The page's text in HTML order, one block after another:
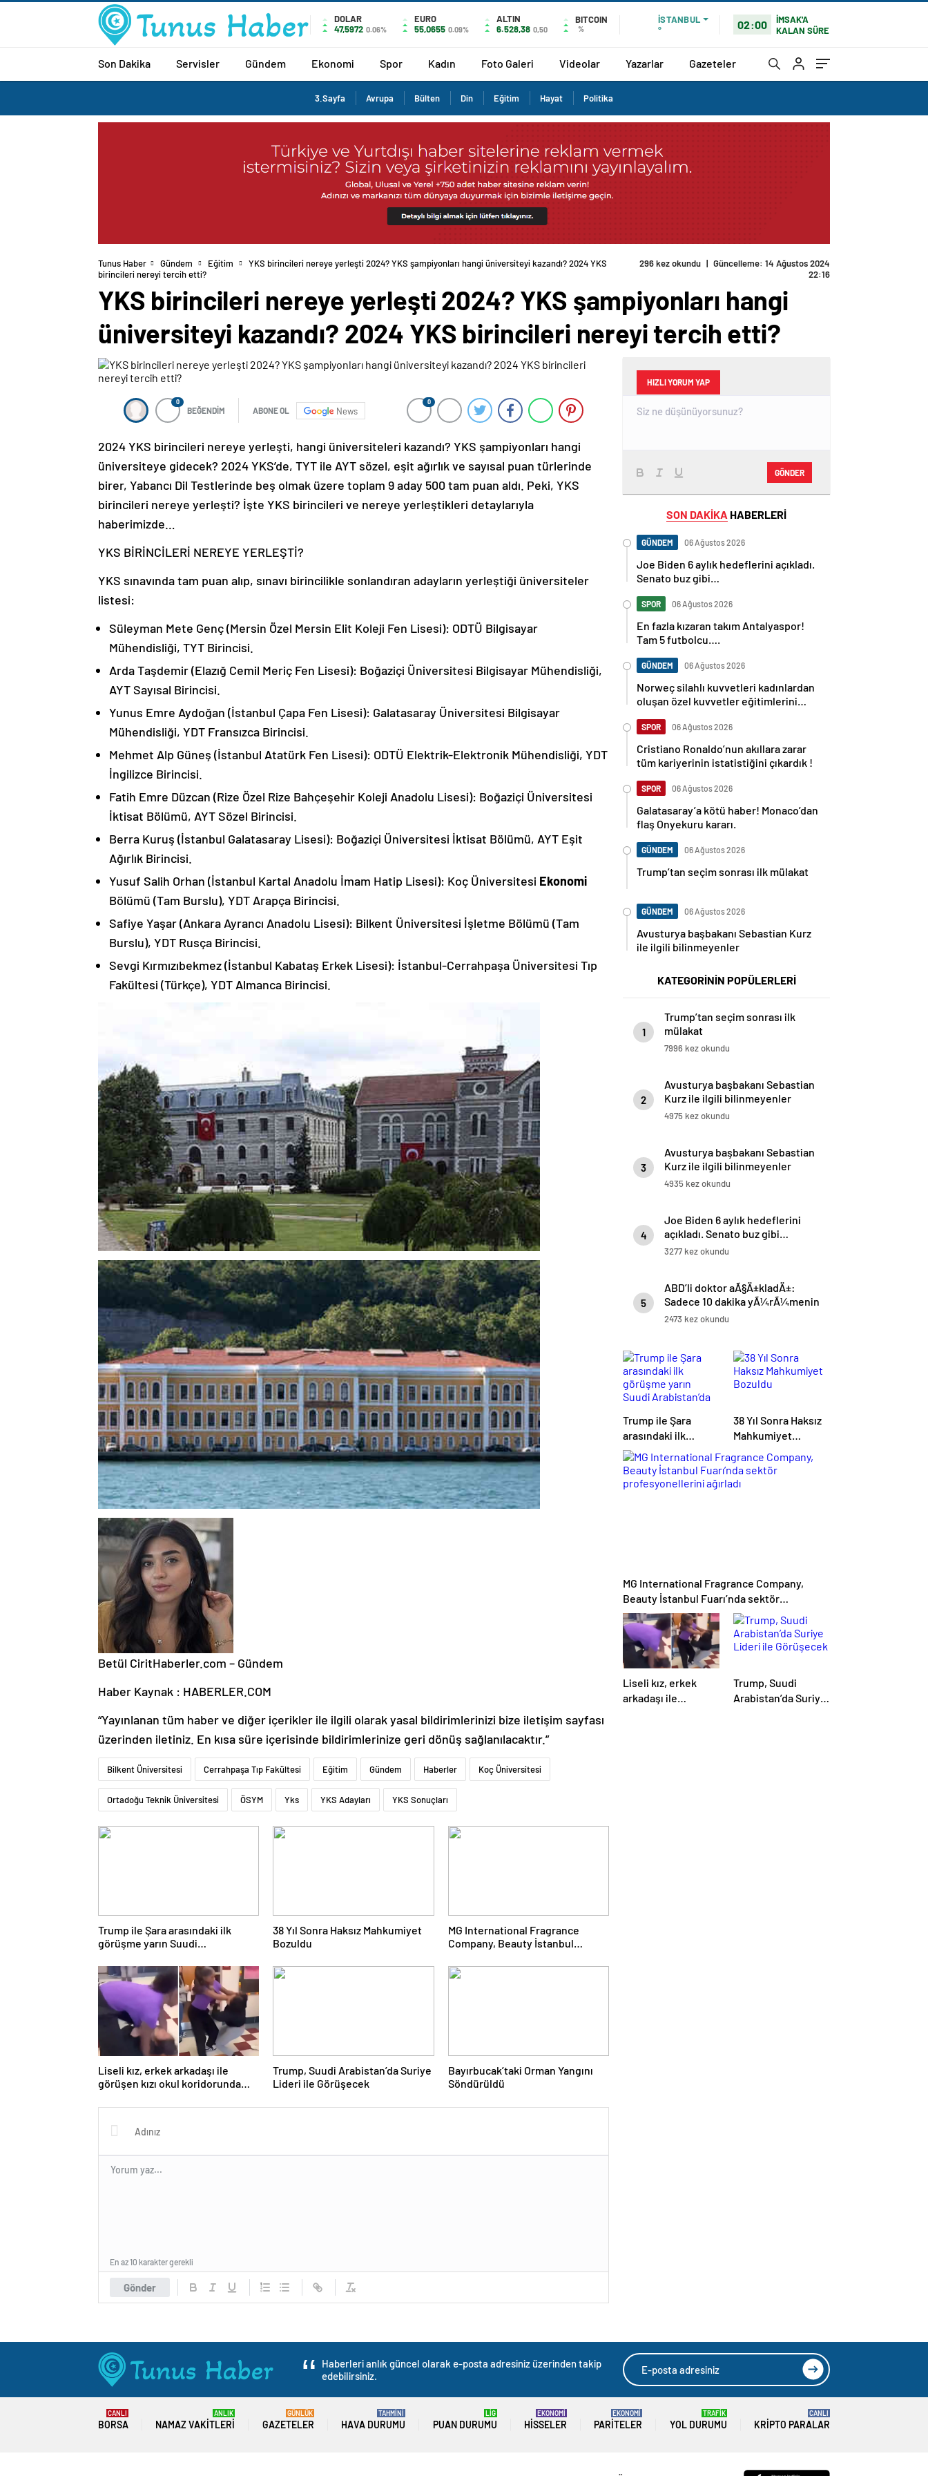
DOLAR
47,5972 0.06%
EURO
55,0655 0.09%
ALTIN
6.528,38 0,50
BITCOIN
%
İSTANBUL
°
02:00
İMSAK'A
KALAN SÜRE
Son Dakika Servisler Gündem Ekonomi Spor Kadın Foto Galeri Videolar Yazarlar Gazeteler
3.Sayfa Avrupa Bülten Din Eğitim Hayat Politika
Tunus Haber Gündem Eğitim
YKS birincileri nereye yerleşti 2024? YKS şampiyonları hangi üniversiteyi kazandı? 2024 YKS
birincileri nereyi tercih etti?
296 kez okundu | Güncelleme: 14 Ağustos 2024
22:16
YKS birincileri nereye yerleşti 2024? YKS şampiyonları hangi
üniversiteyi kazandı? 2024 YKS birincileri nereyi tercih etti?
0
BEĞENDİM ABONE OL News
0
2024 YKS birincileri nereye yerleşti, hangi üniversiteleri kazandı? YKS şampiyonları hangi
üniversiteye gidecek? 2024 YKS’de, TYT ile AYT sözel, eşit ağırlık ve sayısal puan türlerinde
birer, Yabancı Dil Testlerinde beş olmak üzere toplam 9 aday 500 tam puan aldı. Peki, YKS
birincileri nereye yerleşti? İşte YKS birincileri ve nereye yerleştikleri detaylarıyla
haberimizde…
YKS BİRİNCİLERİ NEREYE YERLEŞTİ?
YKS sınavında tam puan alıp, sınavı birincilikle sonlandıran adayların yerleştiği üniversiteler
listesi:
Süleyman Mete Genç (Mersin Özel Mersin Elit Koleji Fen Lisesi): ODTÜ Bilgisayar
Mühendisliği, TYT Birincisi.
Arda Taşdemir (Elazığ Cemil Meriç Fen Lisesi): Boğaziçi Üniversitesi Bilgisayar Mühendisliği,
AYT Sayısal Birincisi.
Yunus Emre Aydoğan (İstanbul Çapa Fen Lisesi): Galatasaray Üniversitesi Bilgisayar
Mühendisliği, YDT Fransızca Birincisi.
Mehmet Alp Güneş (İstanbul Atatürk Fen Lisesi): ODTÜ Elektrik-Elektronik Mühendisliği, YDT
İngilizce Birincisi.
Fatih Emre Düzcan (Rize Özel Rize Bahçeşehir Koleji Anadolu Lisesi): Boğaziçi Üniversitesi
İktisat Bölümü, AYT Sözel Birincisi.
Berra Kuruş (İstanbul Galatasaray Lisesi): Boğaziçi Üniversitesi İktisat Bölümü, AYT Eşit
Ağırlık Birincisi.
Yusuf Salih Orhan (İstanbul Kartal Anadolu İmam Hatip Lisesi): Koç Üniversitesi Ekonomi
Bölümü (Tam Burslu), YDT Arapça Birincisi.
Safiye Yaşar (Ankara Ayrancı Anadolu Lisesi): Bilkent Üniversitesi İşletme Bölümü (Tam
Burslu), YDT Rusça Birincisi.
Sevgi Kırmızıbekmez (İstanbul Kabataş Erkek Lisesi): İstanbul-Cerrahpaşa Üniversitesi Tıp
Fakültesi (Türkçe), YDT Almanca Birincisi.
Betül CiritHaberler.com – Gündem
Haber Kaynak : HABERLER.COM
“Yayınlanan tüm haber ve diğer içerikler ile ilgili olarak yasal bildirimlerinizi bize iletişim sayfası
üzerinden iletiniz. En kısa süre içerisinde bildirimlerinize geri dönüş sağlanılacaktır.”
Bilkent Üniversitesi Cerrahpaşa Tıp Fakültesi Eğitim Gündem Haberler Koç Üniversitesi
Ortadoğu Teknik Üniversitesi ÖSYM Yks YKS Adayları YKS Sonuçları
Trump ile Şara arasındaki ilk
görüşme yarın Suudi
38 Yıl Sonra Haksız Mahkumiyet
Bozuldu
MG International Fragrance
Company, Beauty İstanbul
profesyonellerini ağırladı
Liseli kız, erkek arkadaşı ile
görüşen kızı okul koridorunda
Trump, Suudi Arabistan’da Suriye
Lideri ile Görüşecek
Bayırbucak’taki Orman Yangını
Söndürüldü
Gönder
En az 10 karakter gerekli
HIZLI YORUM YAP
GÖNDER
SON DAKİKA HABERLERİ
GÜNDEM 06 Ağustos 2026
Joe Biden 6 aylık hedeflerini açıkladı.
Senato buz gibi…
SPOR 06 Ağustos 2026
En fazla kızaran takım Antalyaspor!
Tam 5 futbolcu….
GÜNDEM 06 Ağustos 2026
Norweç silahlı kuvvetleri kadınlardan
oluşan özel kuvvetler eğitimlerini
SPOR 06 Ağustos 2026
Cristiano Ronaldo’nun akıllara zarar
tüm kariyerinin istatistiğini çıkardık !
SPOR 06 Ağustos 2026
Galatasaray’a kötü haber! Monaco’dan
flaş Onyekuru kararı.
GÜNDEM 06 Ağustos 2026
Trump’tan seçim sonrası ilk mülakat
GÜNDEM 06 Ağustos 2026
Avusturya başbakanı Sebastian Kurz
ile ilgili bilinmeyenler
KATEGORİNİN POPÜLERLERİ
1
Trump’tan seçim sonrası ilk
mülakat
7996 kez okundu
2
Avusturya başbakanı Sebastian
Kurz ile ilgili bilinmeyenler
4975 kez okundu
3
Avusturya başbakanı Sebastian
Kurz ile ilgili bilinmeyenler
4935 kez okundu
4
Joe Biden 6 aylık hedeflerini
açıkladı. Senato buz gibi…
3277 kez okundu
5
ABD’li doktor aÃ§Ä±kladÄ±:
Sadece 10 dakika yÃ¼rÃ¼menin
etkisi nedir?
2473 kez okundu
Trump ile Şara
arasındaki ilk
görüşme yarın
Suudi Arabistan’da
38 Yıl Sonra Haksız
Mahkumiyet
Bozuldu
MG International Fragrance Company,
Beauty İstanbul Fuarı’nda sektör
profesyonellerini ağırladı
Liseli kız, erkek
arkadaşı ile
Trump, Suudi
Arabistan’da Suriye
Haberleri anlık güncel olarak e-posta adresiniz üzerinden takip
edebilirsiniz.
BORSA
CANLI
NAMAZ VAKITLERI
ANLIK
GAZETELER
GÜNLÜK
HAVA DURUMU
TAHMİNİ
PUAN DURUMU
LİG
HISSELER
EKONOMİ
PARITELER
EKONOMİ
YOL DURUMU
TRAFİK
KRIPTO PARALAR
CANLI